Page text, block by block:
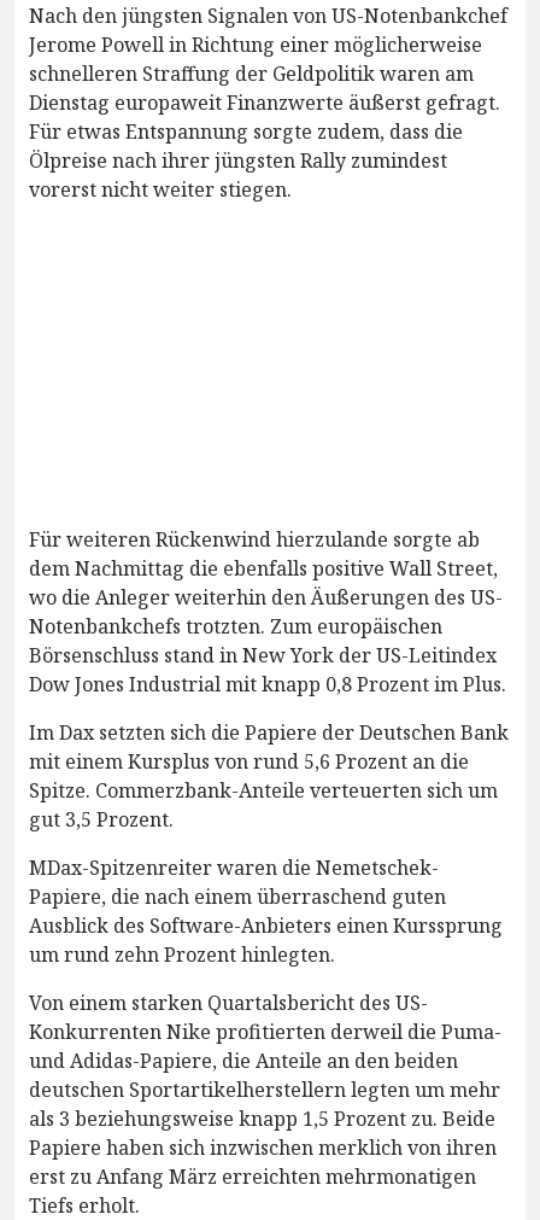
Nach den jüngsten Signalen von US-Notenbankchef
Jerome Powell in Richtung einer möglicherweise
schnelleren Straffung der Geldpolitik waren am
Dienstag europaweit Finanzwerte äußerst gefragt.
Für etwas Entspannung sorgte zudem, dass die
Ölpreise nach ihrer jüngsten Rally zumindest
vorerst nicht weiter stiegen.
Für weiteren Rückenwind hierzulande sorgte ab
dem Nachmittag die ebenfalls positive Wall Street,
wo die Anleger weiterhin den Äußerungen des US-
Notenbankchefs trotzten. Zum europäischen
Börsenschluss stand in New York der US-Leitindex
Dow Jones Industrial mit knapp 0,8 Prozent im Plus.
Im Dax setzten sich die Papiere der Deutschen Bank
mit einem Kursplus von rund 5,6 Prozent an die
Spitze. Commerzbank-Anteile verteuerten sich um
gut 3,5 Prozent.
MDax-Spitzenreiter waren die Nemetschek-
Papiere, die nach einem überraschend guten
Ausblick des Software-Anbieters einen Kurssprung
um rund zehn Prozent hinlegten.
Von einem starken Quartalsbericht des US-
Konkurrenten Nike profitierten derweil die Puma-
und Adidas-Papiere, die Anteile an den beiden
deutschen Sportartikelherstellern legten um mehr
als 3 beziehungsweise knapp 1,5 Prozent zu. Beide
Papiere haben sich inzwischen merklich von ihren
erst zu Anfang März erreichten mehrmonatigen
Tiefs erholt.